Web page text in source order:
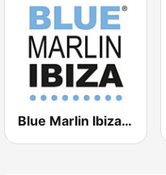
Blue Marlin Ibiza Radio